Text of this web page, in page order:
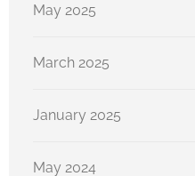
May 2025
March 2025
January 2025
May 2024